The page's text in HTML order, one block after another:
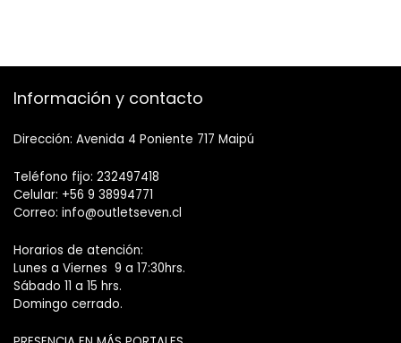
Información y contacto
Dirección: Avenida 4 Poniente 717 Maipú
Teléfono fijo: 232497418
Celular: +56 9 38994771
Correo: info@outletseven.cl
Horarios de atención:
Lunes a Viernes 9 a 17:30hrs.
Sábado 11 a 15 hrs.
Domingo cerrado.